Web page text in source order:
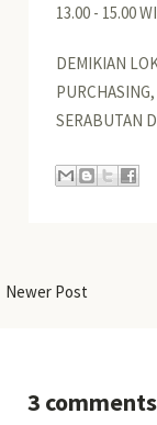
13.00 - 15.00
DEMIKIAN
SERABUTAN
Newer Post
3